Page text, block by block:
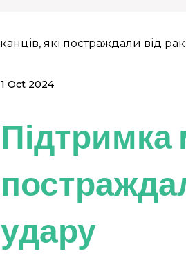
1 Oct 2024
Підтримка
удару